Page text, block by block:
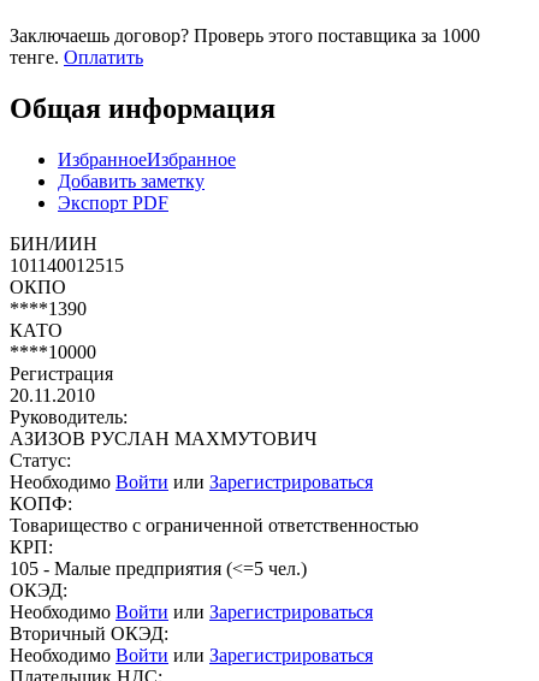
Заключаешь договор? Проверь этого поставщика за 1000
тенге. Оплатить
Общая информация
ИзбранноеИзбранное
Добавить заметку
Экспорт PDF
БИН/ИИН
101140012515
ОКПО
****1390
КАТО
****10000
Регистрация
20.11.2010
Руководитель:
АЗИЗОВ РУСЛАН МАХМУТОВИЧ
Статус:
Необходимо Войти или Зарегистрироваться
КОПФ:
Товарищество с ограниченной ответственностью
КРП:
105 - Малые предприятия (<=5 чел.)
ОКЭД:
Необходимо Войти или Зарегистрироваться
Вторичный ОКЭД:
Необходимо Войти или Зарегистрироваться
Плательщик НДС: